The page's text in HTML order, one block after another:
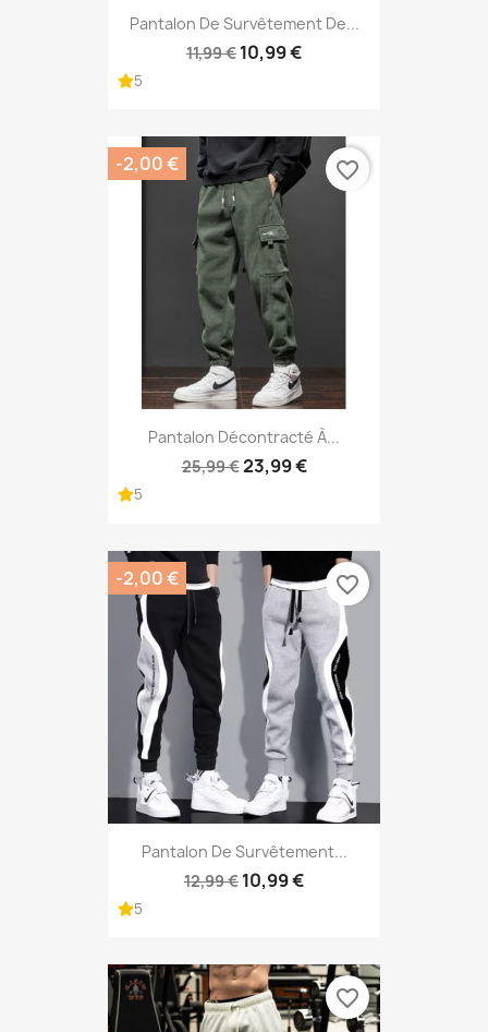
Pantalon De Survêtement De...
11,99 € 10,99 €
5
Pantalon Décontracté À...
25,99 €23,99 €
5
-2,00 € favorite_border
Pantalon De Survêtement...
12,99 € 10,99 €
5
-2,00 € favorite_border
favorite_border